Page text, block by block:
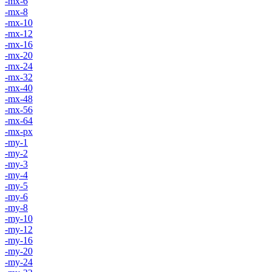
-mx-8
-mx-10
-mx-12
-mx-16
-mx-20
-mx-24
-mx-32
-mx-40
-mx-48
-mx-56
-mx-64
-mx-px
-my-1
-my-2
-my-3
-my-4
-my-5
-my-6
-my-8
-my-10
-my-12
-my-16
-my-20
-my-24